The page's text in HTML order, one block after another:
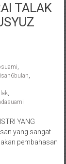
TALAK
,
,
,
YANG
yang sangat
pembahasan